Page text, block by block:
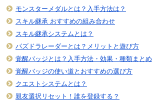
モンスターメダルとは？入手方法は？
スキル継承 おすすめの組み合わせ
スキル継承システムとは？
パズドラレーダーとは？メリットと遊び方
覚醒バッジとは？入手方法・効果・種類まとめ
覚醒バッジの使い道とおすすめの選び方
クエストシステムとは？
親友選択リセット！誰を登録する？